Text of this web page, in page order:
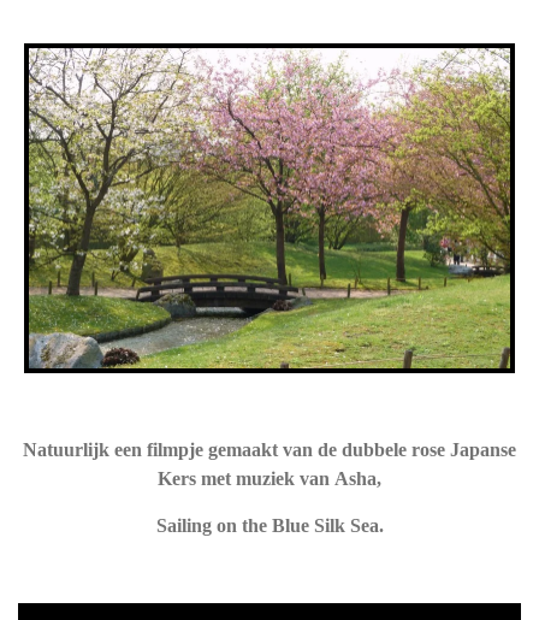
Natuurlijk een filmpje gemaakt van de dubbele rose Japanse
Kers met muziek van Asha,
Sailing on the Blue Silk Sea.